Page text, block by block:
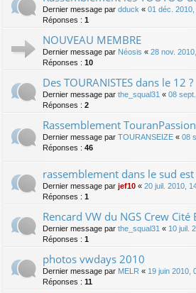
Dernier message par dduck « 01 déc. 2010,
Réponses : 1
NOUVEAU MEMBRE
Dernier message par Néosis « 28 nov.
Réponses : 10
Des TOURANISTES dans le 12 ?
Dernier message par the_squal31 « 08
Réponses : 2
Rassemblement
Dernier message par TOURANSEIZE « 08
Réponses : 46
rassemblement dans le sud
Dernier message par jef10 « 20 juil. 2010,
Réponses : 1
Rencard VW du NGS Crew
Dernier message par the_squal31 « 10 juil.
Réponses : 1
photos vwdays 2010
Dernier message par MELR « 19 juin 2010,
Réponses : 11